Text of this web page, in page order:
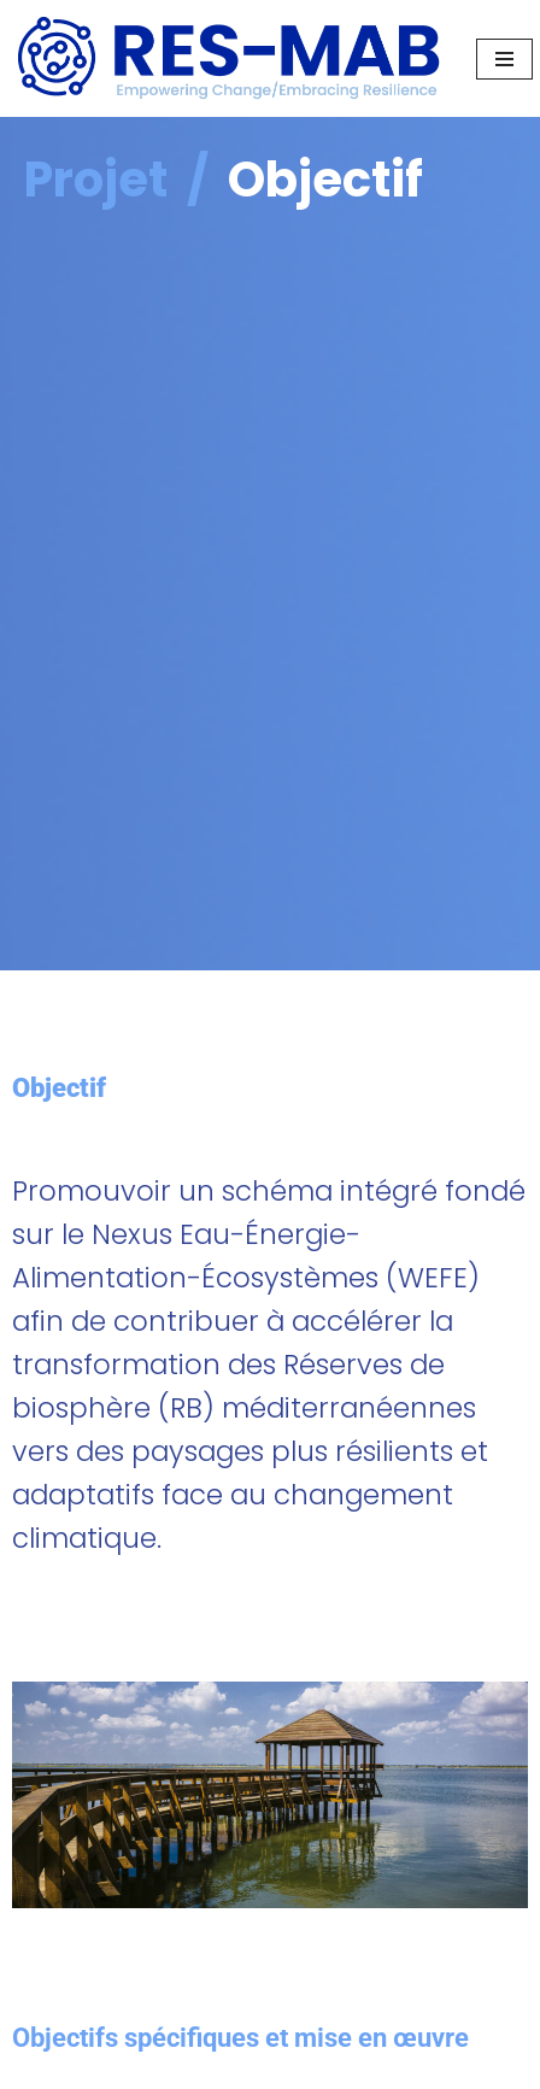
Aller
au
contenu
Projet / Objectif
Objectif
Promouvoir un schéma intégré fondé
sur le Nexus Eau-Énergie-
Alimentation-Écosystèmes (WEFE)
afin de contribuer à accélérer la
transformation des Réserves de
biosphère (RB) méditerranéennes
vers des paysages plus résilients et
adaptatifs face au changement
climatique.
Objectifs spécifiques et mise en œuvre